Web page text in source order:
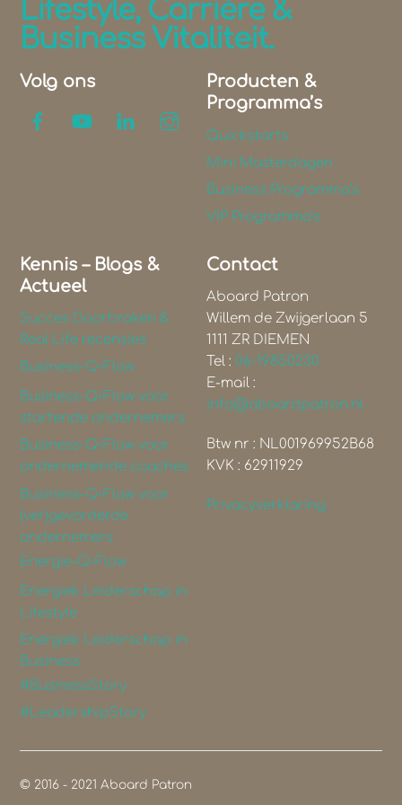
Lifestyle, Carrière &
Business Vitaliteit.
Volg ons
Producten &
Programma’s
Quickstarts
Mini Masterdagen
Business Programma’s
VIP Programma’s
Kennis – Blogs &
Actueel
Succes Doorbraken &
Real Life recensies
Business-Q-Flow
Business-Q-Flow voor
startende ondernemers
Business-Q-Flow voor
ondernemende coaches
Business-Q-Flow voor
(ver)gevorderde
ondernemers
Energie-Q-Flow
Energiek Leiderschap in
Lifestyle
Energiek Leiderschap in
Business
#BusinessStory
#LeadershipStory
Contact
Aboard Patron
Willem de Zwijgerlaan 5
1111 ZR DIEMEN
Tel : 06-19850230
E-mail :
info@aboardpatron.nl
Btw nr : NL001969952B68
KVK : 62911929
Privacyverklaring
© 2016 - 2021 Aboard Patron